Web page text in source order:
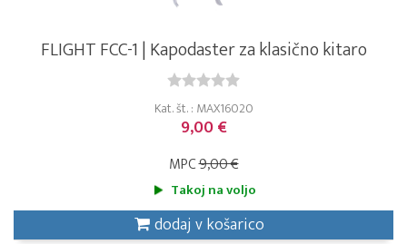
FLIGHT FCC-1 | Kapodaster za klasično kitaro
Kat. št. : MAX16020
9,00 €
MPC9,00 €
Takoj na voljo
dodaj v košarico